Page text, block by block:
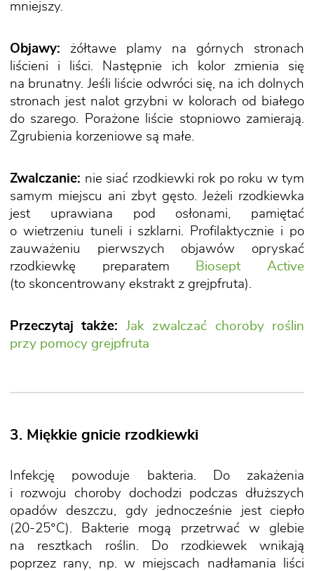
mniejszy.
Objawy: żółtawe plamy na górnych stronach
liścieni i liści. Następnie ich kolor zmienia się
na brunatny. Jeśli liście odwróci się, na ich dolnych
stronach jest nalot grzybni w kolorach od białego
do szarego. Porażone liście stopniowo zamierają.
Zgrubienia korzeniowe są małe.
Zwalczanie: nie siać rzodkiewki rok po roku w tym
samym miejscu ani zbyt gęsto. Jeżeli rzodkiewka
jest uprawiana pod osłonami, pamiętać
o wietrzeniu tuneli i szklarni. Profilaktycznie i po
zauważeniu pierwszych objawów opryskać
rzodkiewkę preparatem
Biosept Active
(to skoncentrowany ekstrakt z grejpfruta).
Przeczytaj także:
Jak zwalczać choroby roślin
przy pomocy grejpfruta
3. Miękkie gnicie rzodkiewki
Infekcję powoduje bakteria. Do zakażenia
i rozwoju choroby dochodzi podczas dłuższych
opadów deszczu, gdy jednocześnie jest ciepło
(20-25°C). Bakterie mogą przetrwać w glebie
na resztkach roślin. Do rzodkiewek wnikają
poprzez rany, np. w miejscach nadłamania liści